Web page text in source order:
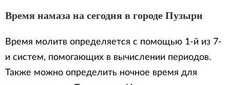
Время намаза на сегодня в городе Пузыри
Время молитв определяется с помощью 1-й из 7-
и систем, помогающих в вычислении периодов.
Также можно определить ночное время для